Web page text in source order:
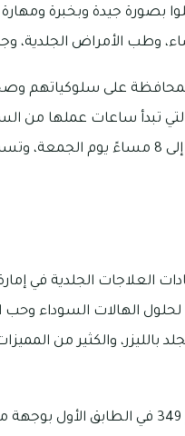
بصورة جيدة وبخبرة
وطب الأمراض الجلدية،
على سلوكياتهم
بينما تبدأ من الساعة 3 ظهرًا
العلاجات الجلدية في
الهالات السوداء
والكثير من